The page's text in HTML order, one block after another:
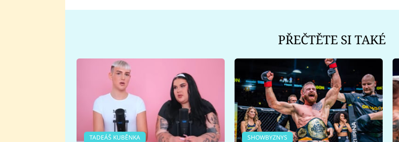
PŘEČTĚTE SI TAKÉ
TADEÁŠ KUBĚNKA SHOWBYZNYS